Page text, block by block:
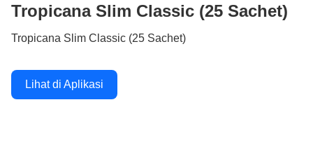
Tropicana Slim Classic (25 Sachet)
Tropicana Slim Classic (25 Sachet)
Lihat di Aplikasi